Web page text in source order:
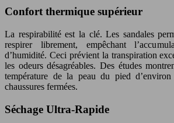
Confort thermique supérieur
La respirabilité est la clé. Les sandales
respirer librement, empêchant
d’humidité. Ceci prévient la transpiration
les odeurs désagréables. Des études
température de la peau du pied
chaussures fermées.
Séchage Ultra-Rapide